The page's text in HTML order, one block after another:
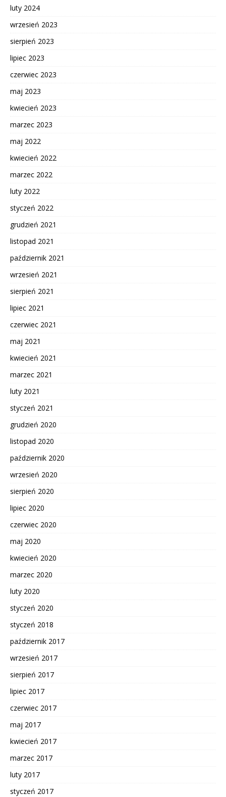
luty 2024
wrzesień 2023
sierpień 2023
lipiec 2023
czerwiec 2023
maj 2023
kwiecień 2023
marzec 2023
maj 2022
kwiecień 2022
marzec 2022
luty 2022
styczeń 2022
grudzień 2021
listopad 2021
październik 2021
wrzesień 2021
sierpień 2021
lipiec 2021
czerwiec 2021
maj 2021
kwiecień 2021
marzec 2021
luty 2021
styczeń 2021
grudzień 2020
listopad 2020
październik 2020
wrzesień 2020
sierpień 2020
lipiec 2020
czerwiec 2020
maj 2020
kwiecień 2020
marzec 2020
luty 2020
styczeń 2020
styczeń 2018
październik 2017
wrzesień 2017
sierpień 2017
lipiec 2017
czerwiec 2017
maj 2017
kwiecień 2017
marzec 2017
luty 2017
styczeń 2017